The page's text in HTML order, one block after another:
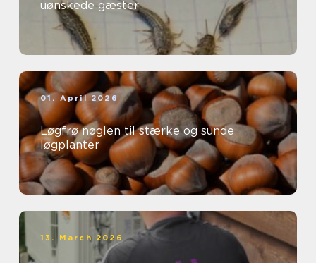
uønskede gæster
01. April 2026
Løgfrø nøglen til stærke og sunde
løgplanter
13. March 2026